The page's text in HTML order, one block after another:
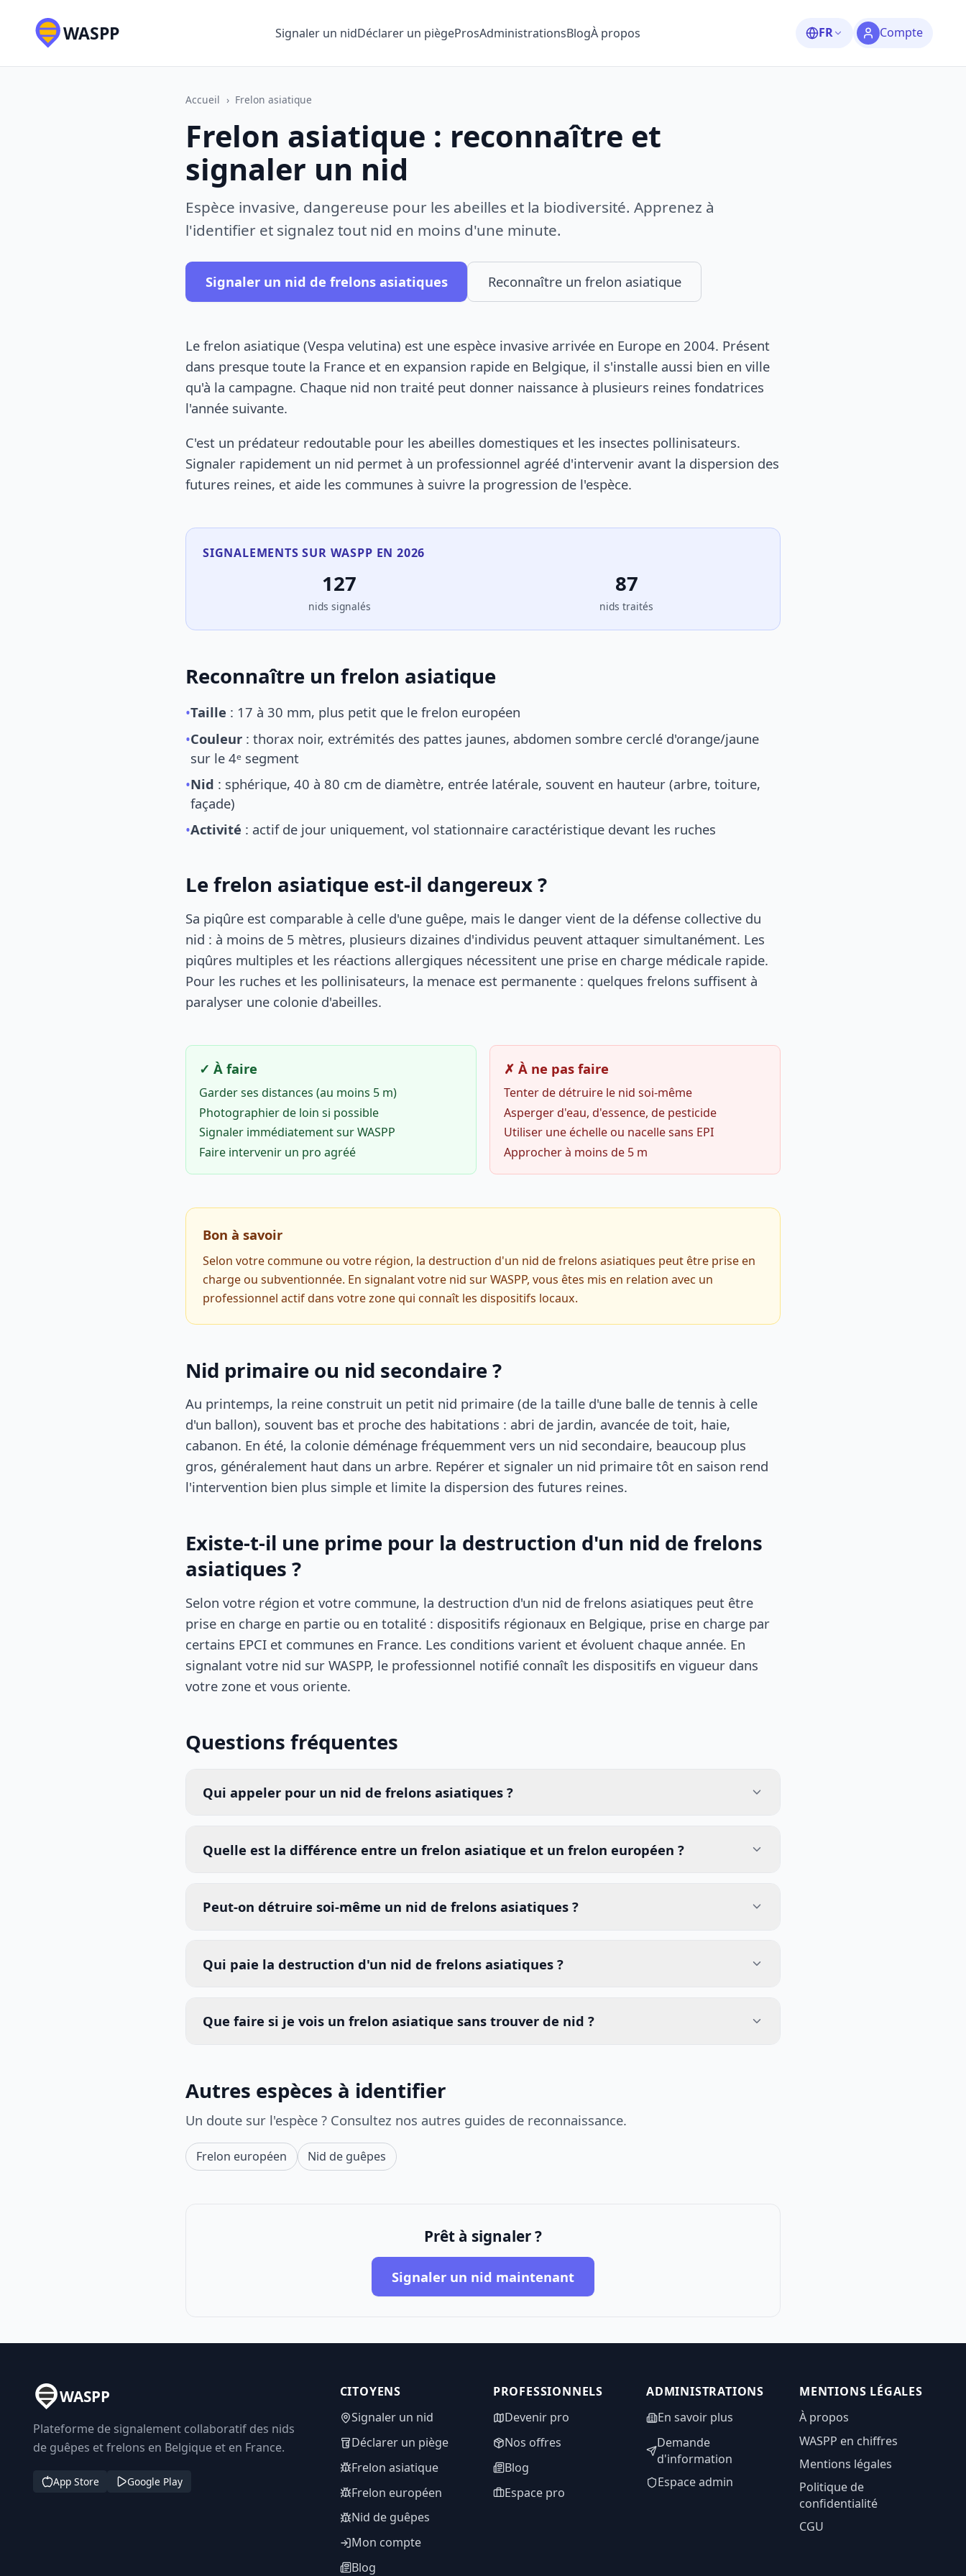
WASPP Signaler un nidDéclarer un piègeProsAdministrationsBlogÀ propos FR Compte
Accueil › Frelon asiatique
Frelon asiatique : reconnaître et
signaler un nid
Espèce invasive, dangereuse pour les abeilles et la biodiversité. Apprenez à
l'identifier et signalez tout nid en moins d'une minute.
Signaler un nid de frelons asiatiques Reconnaître un frelon asiatique
Le frelon asiatique (Vespa velutina) est une espèce invasive arrivée en Europe en 2004. Présent
dans presque toute la France et en expansion rapide en Belgique, il s'installe aussi bien en ville
qu'à la campagne. Chaque nid non traité peut donner naissance à plusieurs reines fondatrices
l'année suivante.
C'est un prédateur redoutable pour les abeilles domestiques et les insectes pollinisateurs.
Signaler rapidement un nid permet à un professionnel agréé d'intervenir avant la dispersion des
futures reines, et aide les communes à suivre la progression de l'espèce.
SIGNALEMENTS SUR WASPP EN 2026
127
nids signalés
87
nids traités
Reconnaître un frelon asiatique
•Taille : 17 à 30 mm, plus petit que le frelon européen
•Couleur : thorax noir, extrémités des pattes jaunes, abdomen sombre cerclé d'orange/jaune
sur le 4ᵉ segment
•Nid : sphérique, 40 à 80 cm de diamètre, entrée latérale, souvent en hauteur (arbre, toiture,
façade)
•Activité : actif de jour uniquement, vol stationnaire caractéristique devant les ruches
Le frelon asiatique est-il dangereux ?
Sa piqûre est comparable à celle d'une guêpe, mais le danger vient de la défense collective du
nid : à moins de 5 mètres, plusieurs dizaines d'individus peuvent attaquer simultanément. Les
piqûres multiples et les réactions allergiques nécessitent une prise en charge médicale rapide.
Pour les ruches et les pollinisateurs, la menace est permanente : quelques frelons suffisent à
paralyser une colonie d'abeilles.
✓ À faire
Garder ses distances (au moins 5 m)
Photographier de loin si possible
Signaler immédiatement sur WASPP
Faire intervenir un pro agréé
✗ À ne pas faire
Tenter de détruire le nid soi-même
Asperger d'eau, d'essence, de pesticide
Utiliser une échelle ou nacelle sans EPI
Approcher à moins de 5 m
Bon à savoir
Selon votre commune ou votre région, la destruction d'un nid de frelons asiatiques peut être prise en
charge ou subventionnée. En signalant votre nid sur WASPP, vous êtes mis en relation avec un
professionnel actif dans votre zone qui connaît les dispositifs locaux.
Nid primaire ou nid secondaire ?
Au printemps, la reine construit un petit nid primaire (de la taille d'une balle de tennis à celle
d'un ballon), souvent bas et proche des habitations : abri de jardin, avancée de toit, haie,
cabanon. En été, la colonie déménage fréquemment vers un nid secondaire, beaucoup plus
gros, généralement haut dans un arbre. Repérer et signaler un nid primaire tôt en saison rend
l'intervention bien plus simple et limite la dispersion des futures reines.
Existe-t-il une prime pour la destruction d'un nid de frelons
asiatiques ?
Selon votre région et votre commune, la destruction d'un nid de frelons asiatiques peut être
prise en charge en partie ou en totalité : dispositifs régionaux en Belgique, prise en charge par
certains EPCI et communes en France. Les conditions varient et évoluent chaque année. En
signalant votre nid sur WASPP, le professionnel notifié connaît les dispositifs en vigueur dans
votre zone et vous oriente.
Questions fréquentes
Qui appeler pour un nid de frelons asiatiques ?
Quelle est la différence entre un frelon asiatique et un frelon européen ?
Peut-on détruire soi-même un nid de frelons asiatiques ?
Qui paie la destruction d'un nid de frelons asiatiques ?
Que faire si je vois un frelon asiatique sans trouver de nid ?
Autres espèces à identifier
Un doute sur l'espèce ? Consultez nos autres guides de reconnaissance.
Frelon européen Nid de guêpes
Prêt à signaler ?
Signaler un nid maintenant
WASPP
Plateforme de signalement collaboratif des nids
de guêpes et frelons en Belgique et en France.
App Store Google Play
CITOYENS
Signaler un nid
Déclarer un piège
Frelon asiatique
Frelon européen
Nid de guêpes
Mon compte
Blog
PROFESSIONNELS
Devenir pro
Nos offres
Blog
Espace pro
ADMINISTRATIONS
En savoir plus
Demande
d'information
Espace admin
MENTIONS LÉGALES
À propos
WASPP en chiffres
Mentions légales
Politique de
confidentialité
CGU